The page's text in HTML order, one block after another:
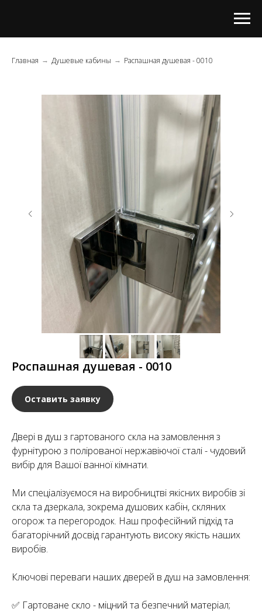
Главная → Душевые кабины → Распашная душевая - 0010
Роспашная душевая - 0010
Оставить заявку
Двері в душ з гартованого скла на замовлення з
фурнітурою з полірованої нержавіючої сталі - чудовий
вибір для Вашої ванної кімнати.
Ми спеціалізуємося на виробництві якісних виробів зі
скла та дзеркала, зокрема душових кабін, скляних
огорож та перегородок. Наш професійний підхід та
багаторічний досвід гарантують високу якість наших
виробів.
Ключові переваги наших дверей в душ на замовлення:
✅ Гартоване скло - міцний та безпечний матеріал;